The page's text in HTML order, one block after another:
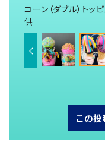
コーン（ダブル）ト
供
この投